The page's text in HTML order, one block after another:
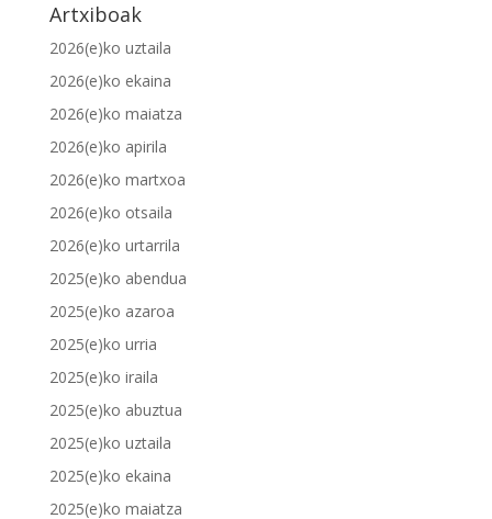
Artxiboak
2026(e)ko uztaila
2026(e)ko ekaina
2026(e)ko maiatza
2026(e)ko apirila
2026(e)ko martxoa
2026(e)ko otsaila
2026(e)ko urtarrila
2025(e)ko abendua
2025(e)ko azaroa
2025(e)ko urria
2025(e)ko iraila
2025(e)ko abuztua
2025(e)ko uztaila
2025(e)ko ekaina
2025(e)ko maiatza